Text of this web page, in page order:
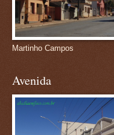
Martinho Campos
Avenida